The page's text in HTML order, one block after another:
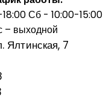
Сб - 10:00-15:00
– выходной
Ялтинская, 7